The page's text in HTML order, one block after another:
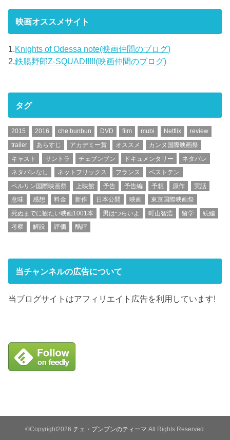
映画オススメサイト
1.Knights of Odessa note(映画仲間のブログ)
2.鉄腸野郎Z-SQUAD!!!!!(映画仲間のブログ)
タグ
2015 2016 che bunbun DVD film mubi Netflix
review
trailer
あらすじ アカデミー賞 オススメ
カンヌ国際映画祭
キャスト
サントラ チェブンブン ドキュメンタリー
ネタバレ
ネタバレなし
ネットフリックス フランス
ベストテン
ベルリン国際映画祭
上映館 予告 予告編 予想 原作
実話
意味
感想 料金 新作 日本公開 映画
東京国際映画祭
死ぬまでに観たい映画1001本
男はつらいよ 町山智浩 留学
続編
考察
解説 評価 酷評
当チャンネルの広告について
当ブログサイトはアフィリエイト広告を利用しています!
©Copyright2026 チェ・ブンブンのティーマ .All Rights Reserved.